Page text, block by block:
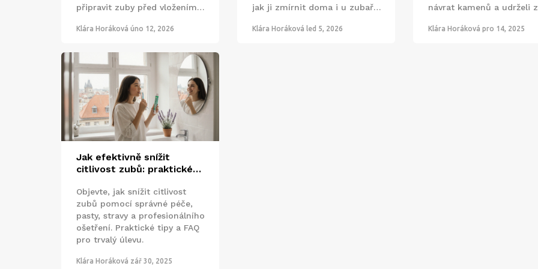
připravit zuby před vložením a
vyhnuli bolesti a zajišťovali
Klára Horáková úno 12, 2026
jak ji zmírnit doma i u zubaře.
Klára Horáková led 5, 2026
návrat kamenů a udrželi
Klára Horáková pro 14, 2025
Jak efektivně snížit
citlivost zubů: praktické
Objevte, jak snížit citlivost
zubů pomocí správné péče,
pasty, stravy a profesionálního
ošetření. Praktické tipy a FAQ
pro trvalý úlevu.
Klára Horáková zář 30, 2025